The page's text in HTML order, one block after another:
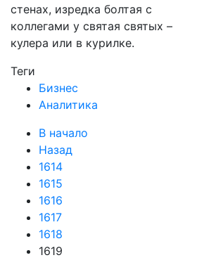
стенах, изредка болтая с
коллегами у святая святых –
кулера или в курилке.
Теги
Бизнес
Аналитика
В начало
Назад
1614
1615
1616
1617
1618
1619